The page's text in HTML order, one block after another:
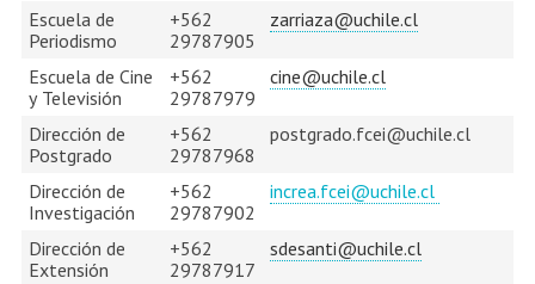
Escuela de
Periodismo
+562
29787905
zarriaza@uchile.cl
Escuela de Cine
y Televisión
+562
29787979
cine@uchile.cl
Dirección de
Postgrado
+562
29787968
postgrado.fcei@uchile.cl
Dirección de
Investigación
+562
29787902
increa.fcei@uchile.cl
Dirección de
Extensión
+562
29787917
sdesanti@uchile.cl